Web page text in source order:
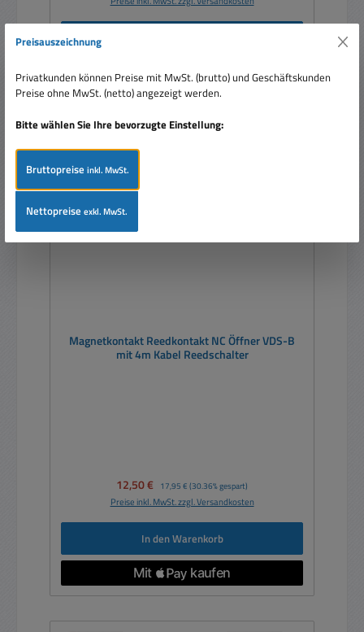
Magnetkontakt Reedkontakt NC Öffner VDS-B
mit 4m Kabel Reedschalter
Verkaufspreis:
12,50 € Regulärer Preis:
17,95 € (30.36% gespart)
Preise inkl. MwSt. zzgl. Versandkosten
In den Warenkorb
Preisauszeichnung
Privatkunden können Preise mit MwSt. (brutto) und Geschäftskunden
Preise ohne MwSt. (netto) angezeigt werden.
Bitte wählen Sie Ihre bevorzugte Einstellung:
Bruttopreiseinkl. MwSt.
Nettopreiseexkl. MwSt.